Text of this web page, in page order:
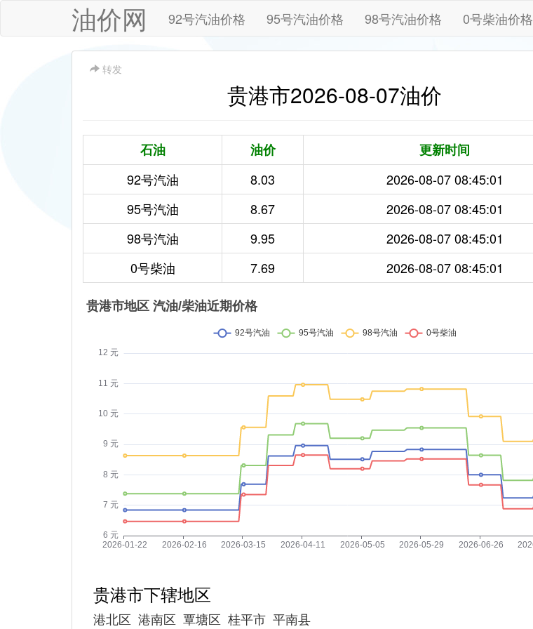
油价网 92号汽油价格 95号汽油价格 98号汽油价格 0号柴油价格
转发
贵港市2026-08-07油价
石油 油价
更新时间
92号汽油
8.03
2026-08-07 08:45:01
95号汽油
8.67
2026-08-07 08:45:01
98号汽油
9.95
2026-08-07 08:45:01
0号柴油
7.69 2026-08-07 08:45:01
贵港市下辖地区
港北区 港南区 覃塘区 桂平市 平南县